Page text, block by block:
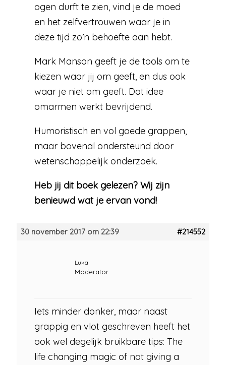
ogen durft te zien, vind je de moed
en het zelfvertrouwen waar je in
deze tijd zo’n behoefte aan hebt.
Mark Manson geeft je de tools om te
kiezen waar jij om geeft, en dus ook
waar je niet om geeft. Dat idee
omarmen werkt bevrijdend.
Humoristisch en vol goede grappen,
maar bovenal ondersteund door
wetenschappelijk onderzoek.
Heb jij dit boek gelezen? Wij zijn
benieuwd wat je ervan vond!
30 november 2017 om 22:39 #214552
Luka
Moderator
Iets minder donker, maar naast
grappig en vlot geschreven heeft het
ook wel degelijk bruikbare tips: The
life changing magic of not giving a